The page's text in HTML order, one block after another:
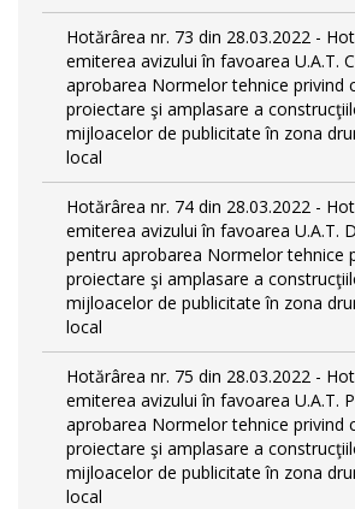
Hotărârea nr. 73 din 28.03.2022 -
emiterea avizului în favoarea U.A.T.
aprobarea Normelor tehnice privind
proiectare şi amplasare a
mijloacelor de publicitate în zona
local
Hotărârea nr. 74 din 28.03.2022 -
emiterea avizului în favoarea U.A.T.
pentru aprobarea Normelor tehnice
proiectare şi amplasare a
mijloacelor de publicitate în zona
local
Hotărârea nr. 75 din 28.03.2022 -
emiterea avizului în favoarea U.A.T.
aprobarea Normelor tehnice privind
proiectare şi amplasare a
mijloacelor de publicitate în zona
local